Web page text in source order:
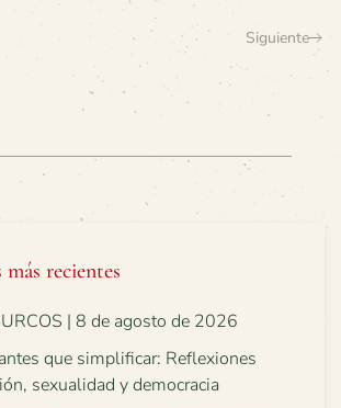
Siguiente
recientes
| 8 de agosto de 2026
que simplificar: Reflexiones
sexualidad y democracia